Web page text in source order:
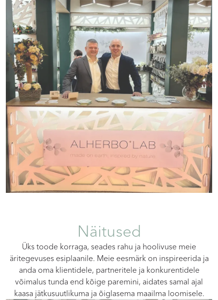
Näitused
Üks toode korraga, seades rahu ja hoolivuse meie
äritegevuses esiplaanile. Meie eesmärk on inspireerida ja
anda oma klientidele, partneritele ja konkurentidele
võimalus tunda end kõige paremini, aidates samal ajal
kaasa jätkusuutlikuma ja õiglasema maailma loomisele.